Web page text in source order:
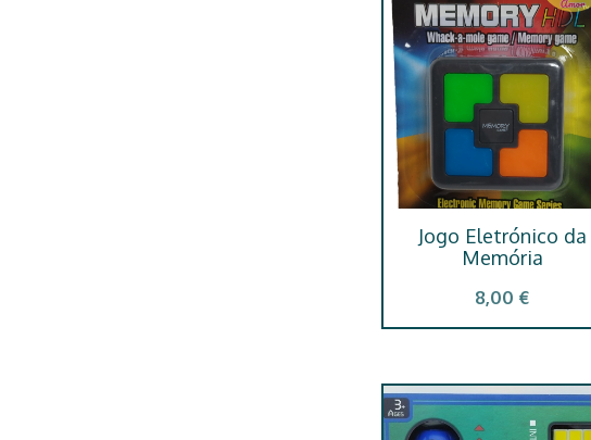
Jogo Eletrónico da
Memória
8,00 €